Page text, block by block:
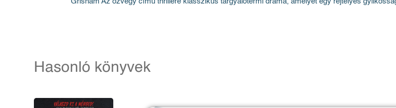
Hasonló könyvek